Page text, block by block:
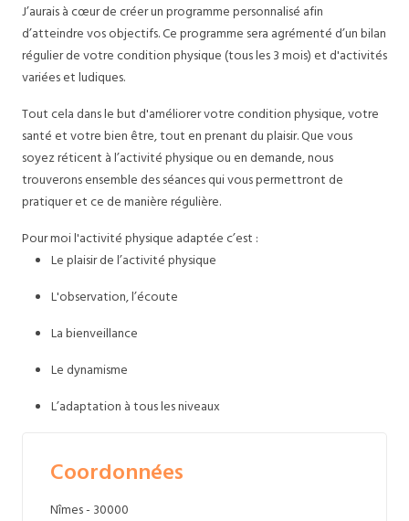
J’aurais à cœur de créer un programme personnalisé afin
d’atteindre vos objectifs. Ce programme sera agrémenté d’un bilan
régulier de votre condition physique (tous les 3 mois) et d'activités
variées et ludiques.
Tout cela dans le but d'améliorer votre condition physique, votre
santé et votre bien être, tout en prenant du plaisir. Que vous
soyez réticent à l’activité physique ou en demande, nous
trouverons ensemble des séances qui vous permettront de
pratiquer et ce de manière régulière.
Pour moi l'activité physique adaptée c’est :
Le plaisir de l’activité physique
L'observation, l’écoute
La bienveillance
Le dynamisme
L’adaptation à tous les niveaux
Coordonnées
Nîmes - 30000